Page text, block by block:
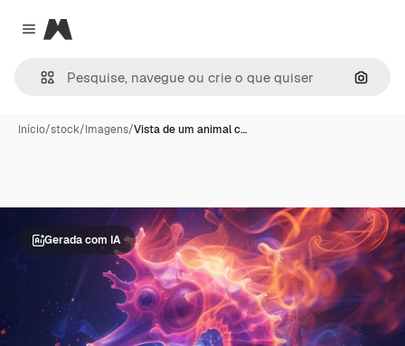
Close menu
Magnific
Início/stock/Imagens/Vista de um animal c…
Gerada com IA